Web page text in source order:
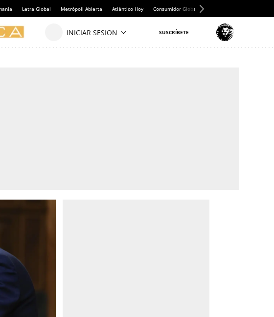
Letra Global Metrópoli Abierta Atlántico Hoy Consumidor Global